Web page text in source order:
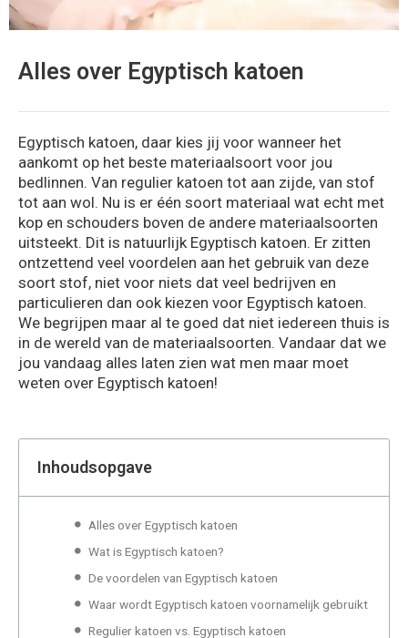
Alles over Egyptisch katoen
Egyptisch katoen, daar kies jij voor wanneer het
aankomt op het beste materiaalsoort voor jou
bedlinnen. Van regulier katoen tot aan zijde, van stof
tot aan wol. Nu is er één soort materiaal wat echt met
kop en schouders boven de andere materiaalsoorten
uitsteekt. Dit is natuurlijk Egyptisch katoen. Er zitten
ontzettend veel voordelen aan het gebruik van deze
soort stof, niet voor niets dat veel bedrijven en
particulieren dan ook kiezen voor Egyptisch katoen.
We begrijpen maar al te goed dat niet iedereen thuis is
in de wereld van de materiaalsoorten. Vandaar dat we
jou vandaag alles laten zien wat men maar moet
weten over Egyptisch katoen!
Inhoudsopgave
Alles over Egyptisch katoen
Wat is Egyptisch katoen?
De voordelen van Egyptisch katoen
Waar wordt Egyptisch katoen voornamelijk gebruikt
Regulier katoen vs. Egyptisch katoen